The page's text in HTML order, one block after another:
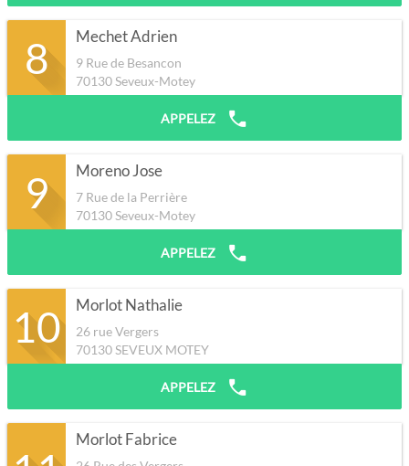
8 Mechet Adrien
9 Rue de Besancon
70130Seveux-Motey
APPELEZ
9 Moreno Jose
7 Rue de la Perrière
70130Seveux-Motey
APPELEZ
10 Morlot Nathalie
26 rue Vergers
70130SEVEUX MOTEY
APPELEZ
Morlot Fabrice